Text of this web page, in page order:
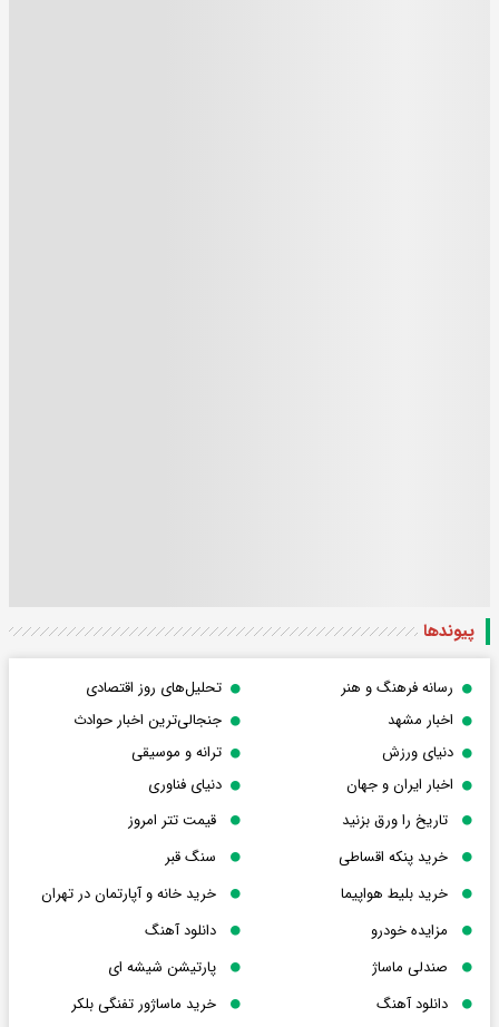
پیوندها
رسانه فرهنگ و هنر
تحلیل‌های روز اقتصادی
اخبار مشهد
جنجالی‌ترین اخبار حوادث
دنیای ورزش
ترانه و موسیقی
اخبار ایران و جهان
دنیای فناوری
تاریخ را ورق بزنید
قیمت تتر امروز
خرید پنکه اقساطی
سنگ قبر
خرید بلیط هواپیما
خرید خانه و آپارتمان در تهران
مزایده خودرو
دانلود آهنگ
صندلی ماساژ
پارتیشن شیشه ای
دانلود آهنگ
خرید ماساژور تفنگی بلکر